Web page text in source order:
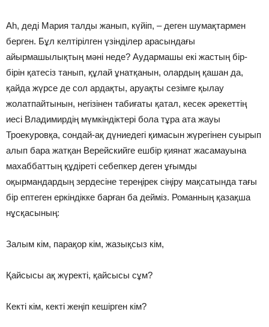
Аһ, деді Мария талды жанып, күйіп, – деген шумақтармен
берген. Бұл келтірілген үзінділер арасындағы
айырмашылықтың мәні неде? Аудармашы екі жастың бір-
бірін қатесіз танып, құлай ұнатқанын, олардың қашан да,
қайда жүрсе де сол ардақты, аруақты сезімге қылау
жолатпайтынын, негізінен табиғаты қатал, кесек әрекеттің
иесі Владимирдің мүмкіндіктері бола тұра ата жауы
Троекуровқа, сондай-ақ дүниедегі қимасын жүрегінен суырып
алып бара жатқан Верейскийге ешбір қиянат жасамауына
махаббаттың құдіреті себепкер деген ұғымды
оқырмандардың зердесіне тереңірек сіңіру мақсатында тағы
бір ептеген еркіндікке барған ба дейміз. Романның қазақша
нұсқасының:
Залым кім, парақор кім, жазықсыз кім,
Қайсысы ақ жүректі, қайсысы сұм?
Кекті кім, кекті жеңіп кешірген кім?